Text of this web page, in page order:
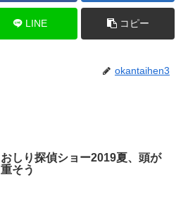
LINE コピー
okantaihen3
おしり探偵ショー2019夏、頭が
重そう